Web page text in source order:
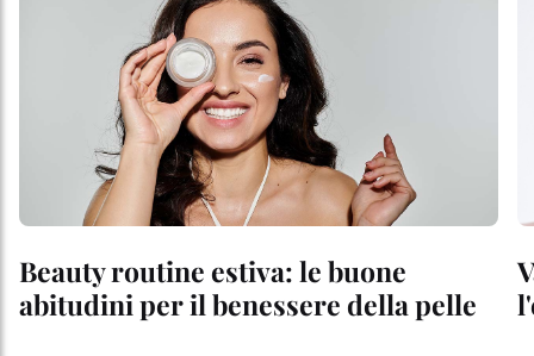
Beauty routine estiva: le buone
abitudini per il benessere della pelle